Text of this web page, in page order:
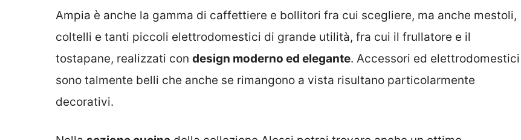
Ampia è anche la gamma di caffettiere e bollitori fra cui scegliere, ma anche mestoli,
coltelli e tanti piccoli elettrodomestici di grande utilità, fra cui il frullatore e il
tostapane, realizzati con design moderno ed elegante. Accessori ed elettrodomestici
sono talmente belli che anche se rimangono a vista risultano particolarmente
decorativi.